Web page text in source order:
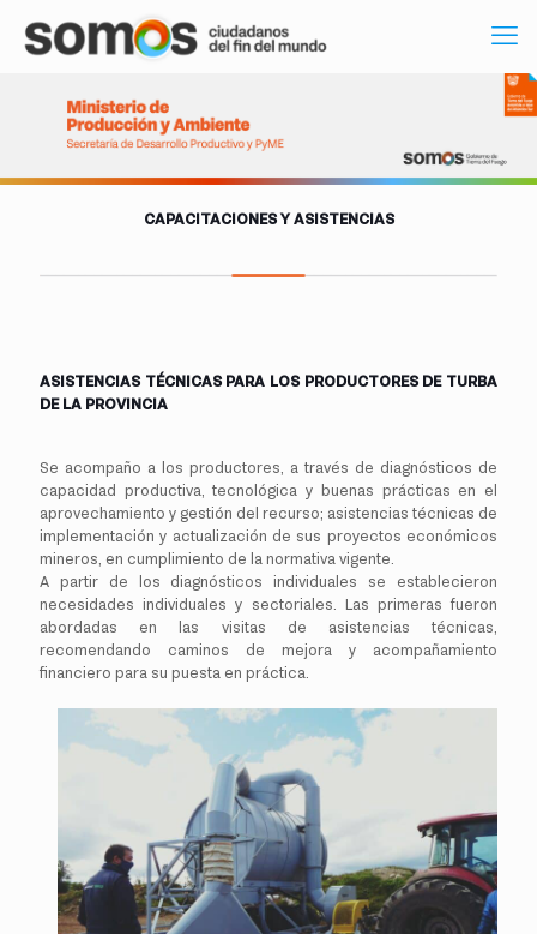
CAPACITACIONES Y ASISTENCIAS
ASISTENCIAS TÉCNICAS PARA LOS PRODUCTORES DE TURBA
DE LA PROVINCIA
Se acompaño a los productores, a través de diagnósticos de
capacidad productiva, tecnológica y buenas prácticas en el
aprovechamiento y gestión del recurso; asistencias técnicas de
implementación y actualización de sus proyectos económicos
mineros, en cumplimiento de la normativa vigente.
A partir de los diagnósticos individuales se establecieron
necesidades individuales y sectoriales. Las primeras fueron
abordadas en las visitas de asistencias técnicas,
recomendando caminos de mejora y acompañamiento
financiero para su puesta en práctica.